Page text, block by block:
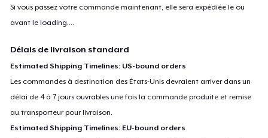
Si vous passez votre commande maintenant, elle sera expédiée le ou
avant leloading....
Délais de livraison standard
Estimated Shipping Timelines: US-bound orders
Les commandes à destination des États-Unis devraient arriver dans un
délai de 4 à 7 jours ouvrables une fois la commande produite et remise
au transporteur pour livraison.
Estimated Shipping Timelines: EU-bound orders